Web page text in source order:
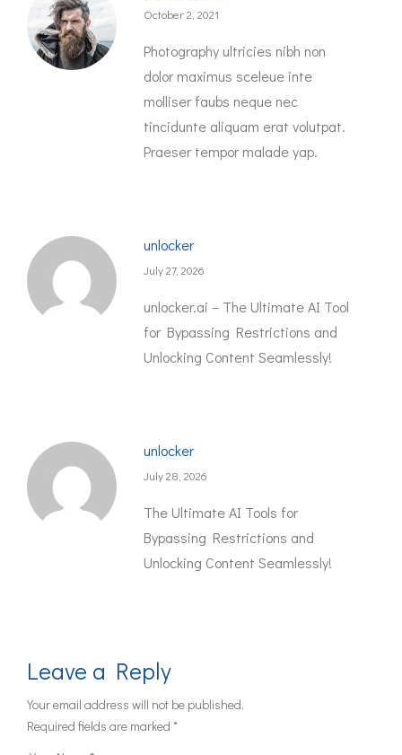
October 2, 2021
Photography ultricies nibh non
dolor maximus sceleue inte
molliser faubs neque nec
tincidunte aliquam erat volutpat.
Praeser tempor malade yap.
unlocker
July 27, 2026
unlocker.ai – The Ultimate AI Tool
for Bypassing Restrictions and
Unlocking Content Seamlessly!
unlocker
July 28, 2026
The Ultimate AI Tools for
Bypassing Restrictions and
Unlocking Content Seamlessly!
Leave a Reply
Your email address will not be published.
Required fields are marked *